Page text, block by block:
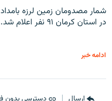
شمار مصدومان زمین لرزه
در استان کرمان ۹۱ نفر اعلام شد.
ادامه خبر
ارسال دسترسی بدون